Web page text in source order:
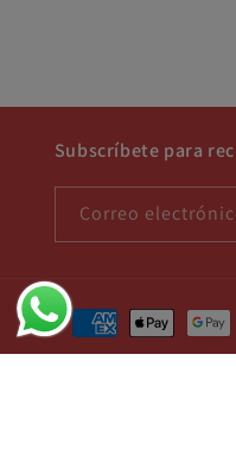
Subscríbete para
Correo
Formas
de